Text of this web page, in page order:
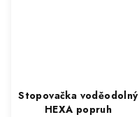
Stopovačka voděodolný
HEXA popruh